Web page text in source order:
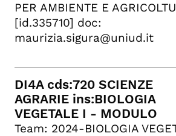
PER AMBIENTE E
[id.335710] doc:
maurizia.sigura@uniud.it
DI4A cds:720 SCIENZE
AGRARIE ins:BIOLOGIA
VEGETALE I - MODULO
Team: 2024-BIOLOGIA